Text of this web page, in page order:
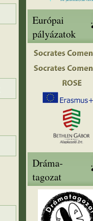
Európai
pályázatok
Dráma-
tagozat